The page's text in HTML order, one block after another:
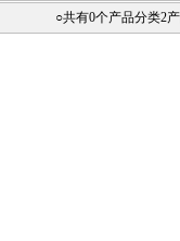
○共有0个产品分类2